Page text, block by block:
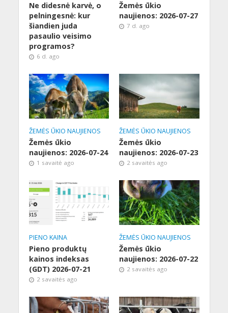
Ne didesnė karvė, o
pelningesnė: kur
šiandien juda
pasaulio veisimo
programos?
6 d. ago
Žemės ūkio
naujienos: 2026-07-27
7 d. ago
ŽEMĖS ŪKIO NAUJIENOS
Žemės ūkio
naujienos: 2026-07-24
1 savaitė ago
ŽEMĖS ŪKIO NAUJIENOS
Žemės ūkio
naujienos: 2026-07-23
2 savaitės ago
PIENO KAINA
Pieno produktų
kainos indeksas
(GDT) 2026-07-21
2 savaitės ago
ŽEMĖS ŪKIO NAUJIENOS
Žemės ūkio
naujienos: 2026-07-22
2 savaitės ago